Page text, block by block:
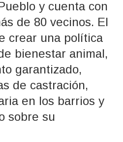
y cuenta con
de 80 vecinos. El
crear una política
bienestar animal,
garantizado,
de castración,
en los barrios y
sobre su